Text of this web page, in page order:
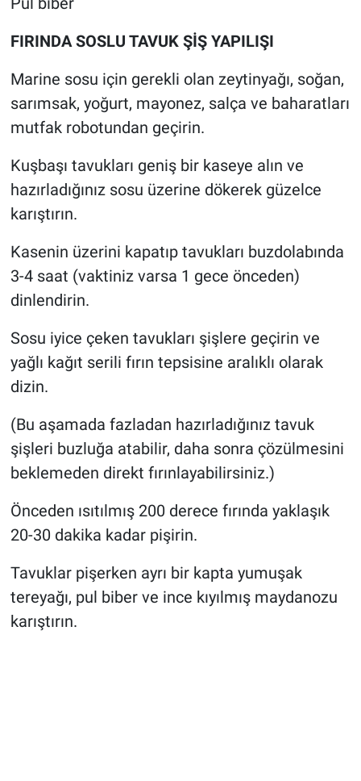
FIRINDA SOSLU TAVUK ŞİŞ YAPILIŞI
Marine sosu için gerekli olan zeytinyağı, soğan,
sarımsak, yoğurt, mayonez, salça ve baharatları
mutfak robotundan geçirin.
Kuşbaşı tavukları geniş bir kaseye alın ve
hazırladığınız sosu üzerine dökerek güzelce
karıştırın.
Kasenin üzerini kapatıp tavukları buzdolabında
3-4 saat (vaktiniz varsa 1 gece önceden)
dinlendirin.
Sosu iyice çeken tavukları şişlere geçirin ve
yağlı kağıt serili fırın tepsisine aralıklı olarak
dizin.
(Bu aşamada fazladan hazırladığınız tavuk
şişleri buzluğa atabilir, daha sonra çözülmesini
beklemeden direkt fırınlayabilirsiniz.)
Önceden ısıtılmış 200 derece fırında yaklaşık
20-30 dakika kadar pişirin.
Tavuklar pişerken ayrı bir kapta yumuşak
tereyağı, pul biber ve ince kıyılmış maydanozu
karıştırın.